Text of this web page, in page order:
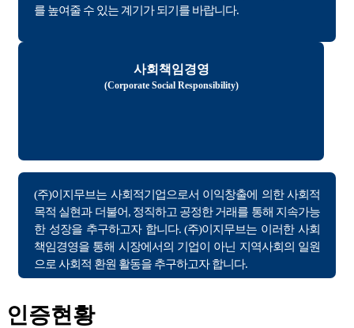
를 높여줄 수 있는 계기가 되기를 바랍니다.
사회책임경영
(Corporate Social Responsibility)
(주)이지무브는 사회적기업으로서 이익창출에 의한 사회적
목적 실현과 더불어, 정직하고 공정한 거래를 통해 지속가능
한 성장을 추구하고자 합니다. (주)이지무브는 이러한 사회
책임경영을 통해 시장에서의 기업이 아닌 지역사회의 일원
으로 사회적 환원 활동을 추구하고자 합니다.
인증현황